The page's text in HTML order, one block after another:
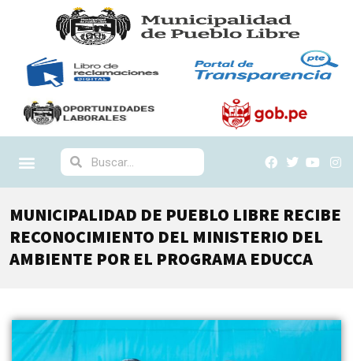
MUNICIPALIDAD DE PUEBLO LIBRE RECIBE
RECONOCIMIENTO DEL MINISTERIO DEL
AMBIENTE POR EL PROGRAMA EDUCCA